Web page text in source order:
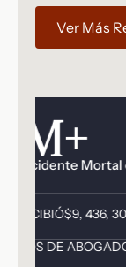
Ver Más
Mortal con Tráiler
$9, 436, 300
ABOGADO$6, 399,